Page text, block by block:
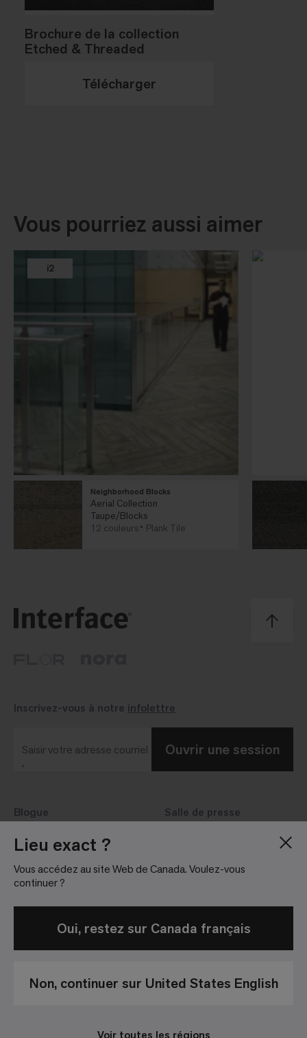
Lieu exact ?
Vous accédez au site Web de Canada. Voulez-vous
continuer ?
Oui, restez sur Canada français
Non, continuer sur United States English
Voir toutes les régions
Brochure de la collection
Etched & Threaded
Télécharger
Vous pourriez aussi aimer
i2
Neighborhood Blocks
Aerial Collection
Taupe/Blocks
12 couleurs
Plank Tile
Blogue
À propos de nous
Sites
Salle de presse
Lignes directrices
Inscrivez-vous à notre infolettre
Saisir votre adresse courriel Ouvrir une session
Politique de
Conditions
Avis de non-